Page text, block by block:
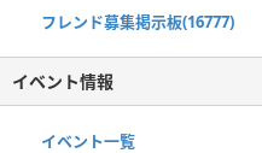
フレンド募集掲示板(16777)
イベント情報
イベント一覧